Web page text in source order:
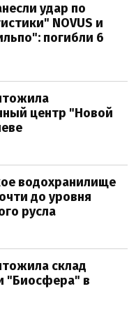
удар по
NOVUS и
погибли 6
центр "Новой
водохранилище
до уровня
русла
склад
"Биосфера" в